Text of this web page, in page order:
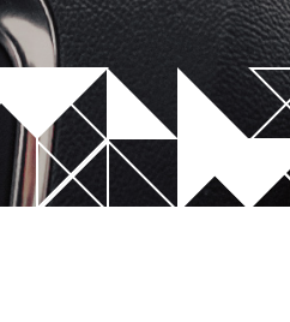
La
NEW!
Unit
Control Unit